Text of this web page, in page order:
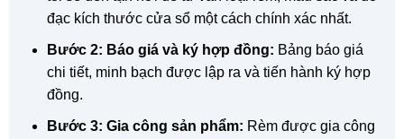
đạc kích thước cửa sổ một cách chính xác nhất.
Bước 2: Báo giá và ký hợp đồng: Bảng báo giá
chi tiết, minh bạch được lập ra và tiến hành ký hợp
đồng.
Bước 3: Gia công sản phẩm: Rèm được gia công